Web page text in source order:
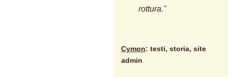
rottura."
Cymon: testi, storia, site
admin